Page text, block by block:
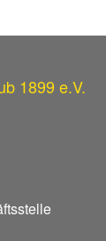
1899 e.V.